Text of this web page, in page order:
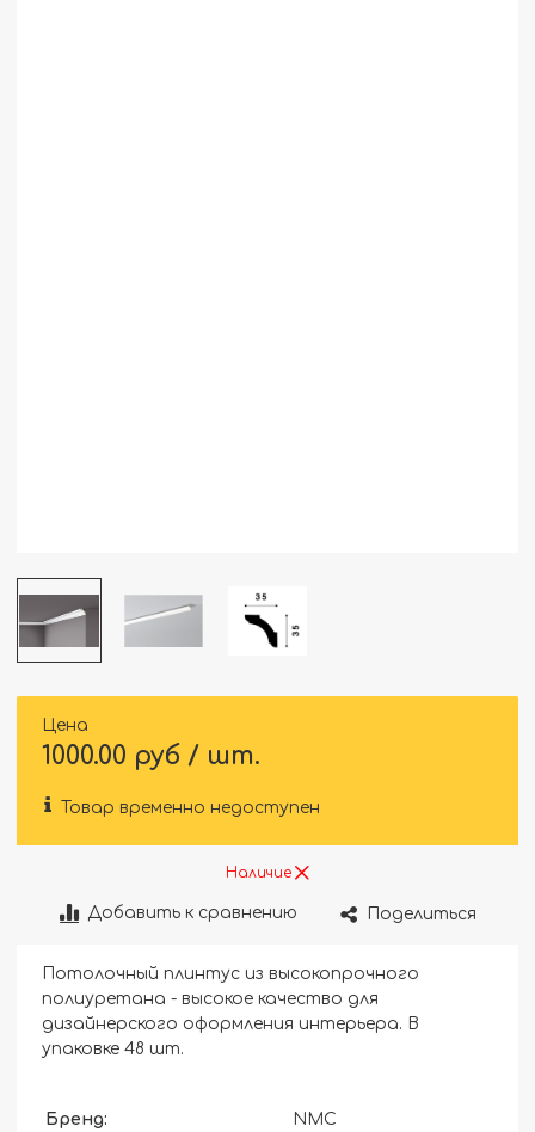
Цена
1000.00 руб / шт.
Товар временно недоступен
Наличие
Добавить к сравнению Поделиться
Потолочный плинтус из высокопрочного
полиуретана - высокое качество для
дизайнерского оформления интерьера. В
упаковке 48 шт.
Бренд: NMC